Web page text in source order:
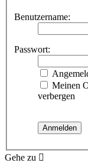
Benutzername:
Passwort:
Meinen
verbergen
Gehe zu